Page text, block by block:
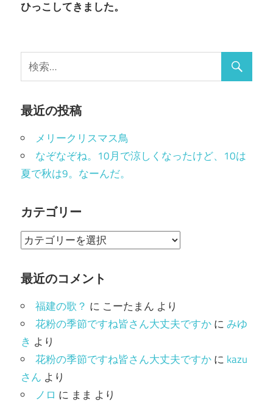
ひっこしてきました。
最近の投稿
メリークリスマス鳥
なぞなぞね。10月で涼しくなったけど、10は
夏で秋は9。なーんだ。
カテゴリー
カ
ゴ
ー
最近のコメント
福建の歌？ に こーたまん より
花粉の季節ですね皆さん大丈夫ですかにみゆ
き より
花粉の季節ですね皆さん大丈夫ですかに kazu
さん より
ノロ に まま より